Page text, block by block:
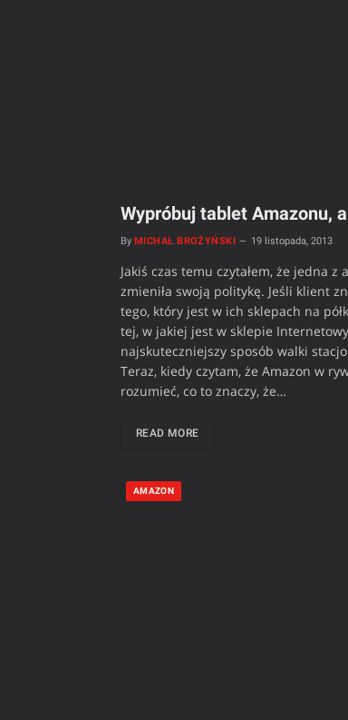
Wypróbuj tablet Amazonu,
By MICHAŁ BROŻYŃSKI 19 listopada, 2013
Jakiś czas temu czytałem, że jedna
zmieniła swoją politykę. Jeśli klient
tego, który jest w ich sklepach na
tej, w jakiej jest w sklepie
najskuteczniejszy sposób walki
Teraz, kiedy czytam, że Amazon w
rozumieć, co to znaczy, że…
READ MORE
AMAZON